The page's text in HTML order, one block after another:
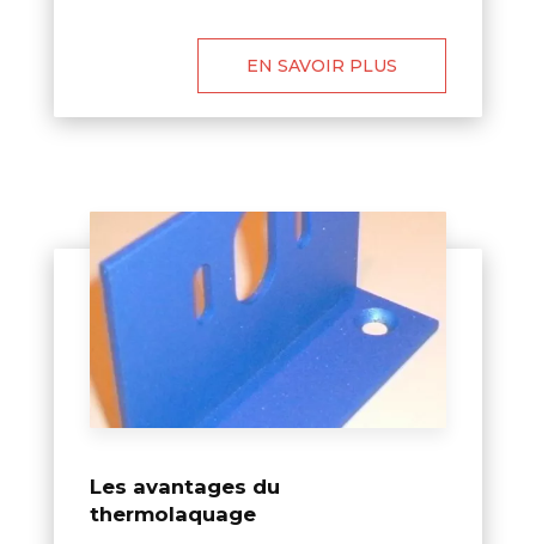
EN SAVOIR PLUS
Les avantages du
thermolaquage